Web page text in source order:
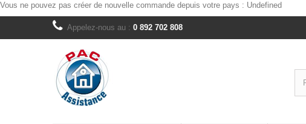
Vous ne pouvez pas créer de nouvelle commande depuis votre pays : Undefined
Appelez-nous au : 0 892 702 808